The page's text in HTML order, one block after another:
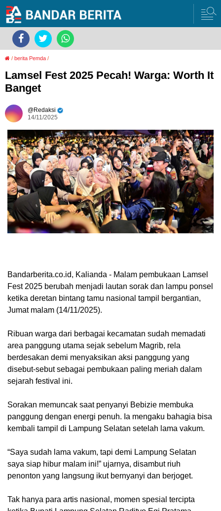
/ berita Pemda /
Lamsel Fest 2025 Pecah! Warga: Worth It
Banget
Redaksi
14/11/2025
Bandarberita.co.id, Kalianda - Malam pembukaan Lamsel
Fest 2025 berubah menjadi lautan sorak dan lampu ponsel
ketika deretan bintang tamu nasional tampil bergantian,
Jumat malam (14/11/2025).
Ribuan warga dari berbagai kecamatan sudah memadati
area panggung utama sejak sebelum Magrib, rela
berdesakan demi menyaksikan aksi panggung yang
disebut-sebut sebagai pembukaan paling meriah dalam
sejarah festival ini.
Sorakan memuncak saat penyanyi Bebizie membuka
panggung dengan energi penuh. Ia mengaku bahagia bisa
kembali tampil di Lampung Selatan setelah lama vakum.
“Saya sudah lama vakum, tapi demi Lampung Selatan
saya siap hibur malam ini!” ujarnya, disambut riuh
penonton yang langsung ikut bernyanyi dan berjoget.
Tak hanya para artis nasional, momen spesial tercipta